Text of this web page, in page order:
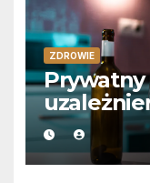
ZDROWIE
Prywatny